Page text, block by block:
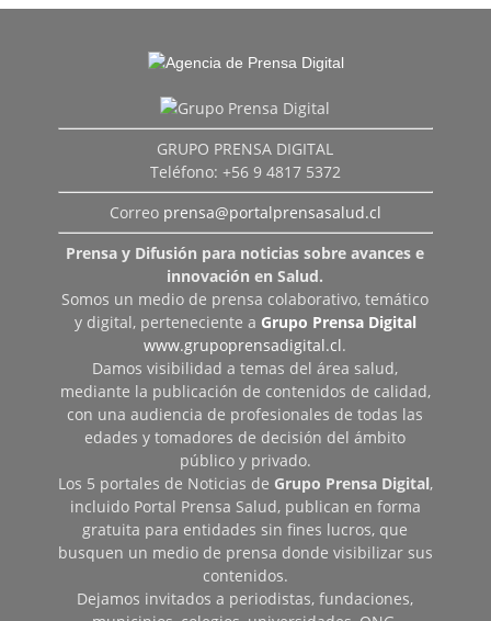
GRUPO PRENSA DIGITAL
Teléfono: +56 9 4817 5372
Correo prensa@portalprensasalud.cl
Prensa y Difusión para noticias sobre avances e
innovación en Salud.
Somos un medio de prensa colaborativo, temático
y digital, perteneciente a Grupo Prensa Digital
www.grupoprensadigital.cl.
Damos visibilidad a temas del área salud,
mediante la publicación de contenidos de calidad,
con una audiencia de profesionales de todas las
edades y tomadores de decisión del ámbito
público y privado.
Los 5 portales de Noticias de Grupo Prensa Digital,
incluido Portal Prensa Salud, publican en forma
gratuita para entidades sin fines lucros, que
busquen un medio de prensa donde visibilizar sus
contenidos.
Dejamos invitados a periodistas, fundaciones,